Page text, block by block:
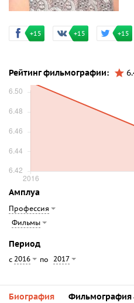
+15 +15 +15
Рейтинг фильмографии:
Амплуа
Профессия
Фильмы
Период
с 2016 по 2017
Биография Фильмография